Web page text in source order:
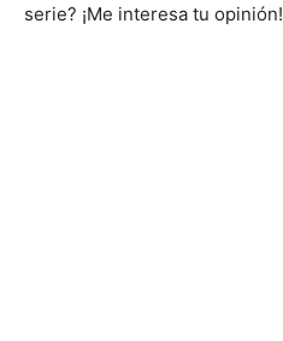
serie? ¡Me interesa tu opinión!